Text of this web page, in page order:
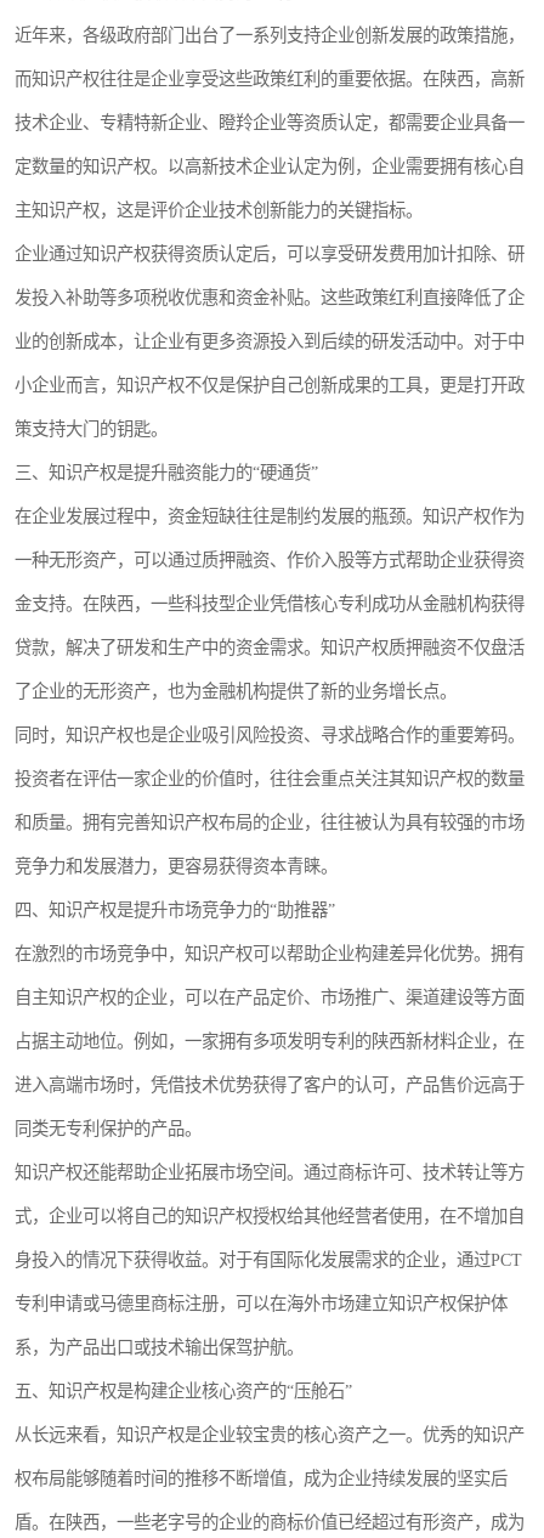
近年来，各级政府部门出台了一系列支持企业创新发展的政策措施，
而知识产权往往是企业享受这些政策红利的重要依据。在陕西，高新
技术企业、专精特新企业、瞪羚企业等资质认定，都需要企业具备一
定数量的知识产权。以高新技术企业认定为例，企业需要拥有核心自
主知识产权，这是评价企业技术创新能力的关键指标。
企业通过知识产权获得资质认定后，可以享受研发费用加计扣除、研
发投入补助等多项税收优惠和资金补贴。这些政策红利直接降低了企
业的创新成本，让企业有更多资源投入到后续的研发活动中。对于中
小企业而言，知识产权不仅是保护自己创新成果的工具，更是打开政
策支持大门的钥匙。
三、知识产权是提升融资能力的“硬通货”
在企业发展过程中，资金短缺往往是制约发展的瓶颈。知识产权作为
一种无形资产，可以通过质押融资、作价入股等方式帮助企业获得资
金支持。在陕西，一些科技型企业凭借核心专利成功从金融机构获得
贷款，解决了研发和生产中的资金需求。知识产权质押融资不仅盘活
了企业的无形资产，也为金融机构提供了新的业务增长点。
同时，知识产权也是企业吸引风险投资、寻求战略合作的重要筹码。
投资者在评估一家企业的价值时，往往会重点关注其知识产权的数量
和质量。拥有完善知识产权布局的企业，往往被认为具有较强的市场
竞争力和发展潜力，更容易获得资本青睐。
四、知识产权是提升市场竞争力的“助推器”
在激烈的市场竞争中，知识产权可以帮助企业构建差异化优势。拥有
自主知识产权的企业，可以在产品定价、市场推广、渠道建设等方面
占据主动地位。例如，一家拥有多项发明专利的陕西新材料企业，在
进入高端市场时，凭借技术优势获得了客户的认可，产品售价远高于
同类无专利保护的产品。
知识产权还能帮助企业拓展市场空间。通过商标许可、技术转让等方
式，企业可以将自己的知识产权授权给其他经营者使用，在不增加自
身投入的情况下获得收益。对于有国际化发展需求的企业，通过PCT
专利申请或马德里商标注册，可以在海外市场建立知识产权保护体
系，为产品出口或技术输出保驾护航。
五、知识产权是构建企业核心资产的“压舱石”
从长远来看，知识产权是企业较宝贵的核心资产之一。优秀的知识产
权布局能够随着时间的推移不断增值，成为企业持续发展的坚实后
盾。在陕西，一些老字号的企业的商标价值已经超过有形资产，成为